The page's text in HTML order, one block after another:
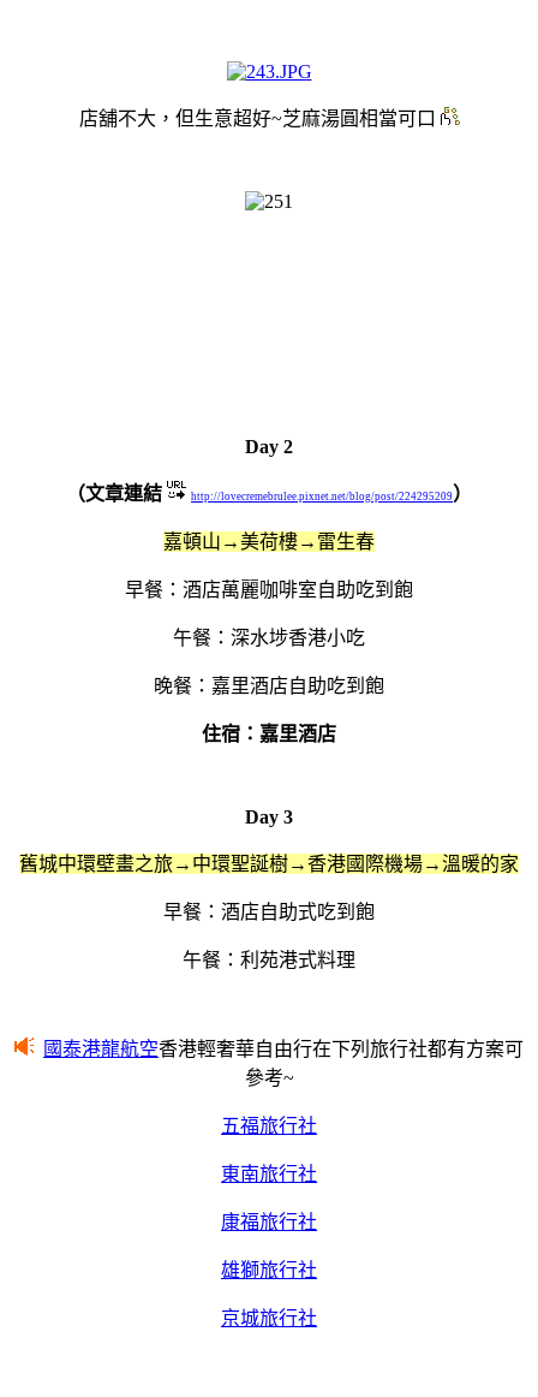
店舖不大，但生意超好~芝麻湯圓相當可口
Day 2
（文章連結 http://lovecremebrulee.pixnet.net/blog/post/224295209）
嘉頓山→美荷樓→ 雷生春
早餐：酒店萬麗咖啡室自助吃到飽
午餐：深水埗香港小吃
晚餐： 嘉里酒店自助吃到飽
住宿： 嘉里酒店
Day 3
舊城中環壁畫之旅→中環聖誕樹→香港國際機場→溫暖的家
早餐：酒店自助式吃到飽
午餐：利苑港式料理
國泰港龍航空香港輕奢華自由行在下列旅行社都有方案可
參考~
五福旅行社
東南旅行社
康福旅行社
雄獅旅行社
京城旅行社